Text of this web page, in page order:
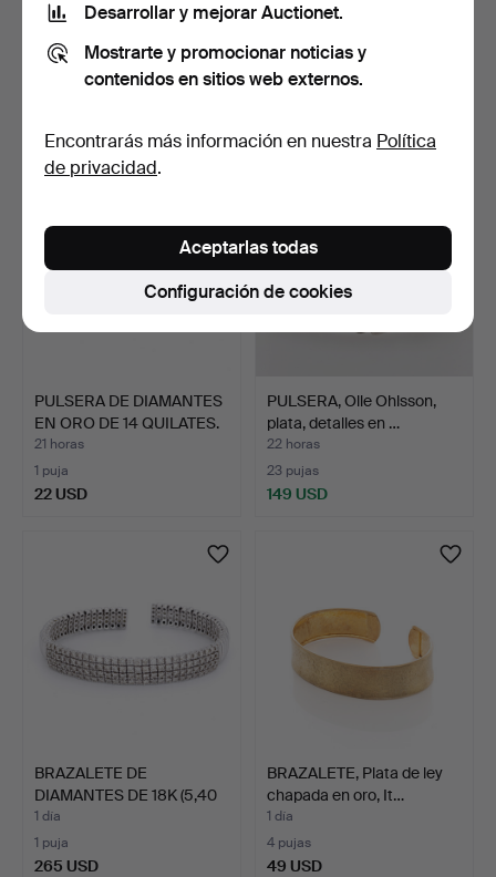
CARTIER TRINITY,
brazalete, oro tricolor d…
8 horas 57 min
engaste de piedras y …
9 horas 5 min
PULSERA DE DIAMANTES
EN ORO DE 14 QUILATES.
21 horas
1 puja
22 USD
PULSERA, Olle Ohlsson,
plata, detalles en …
22 horas
23 pujas
149 USD
BRAZALETE DE
DIAMANTES DE 18K (5,40
CT).
1 día
1 puja
265 USD
BRAZALETE, Plata de ley
chapada en oro, It…
1 día
4 pujas
49 USD
Desarrollar y mejorar Auctionet.
Mostrarte y promocionar noticias y
contenidos en sitios web externos.
Encontrarás más información en nuestra Política
de privacidad.
Configuración de cookies
Aceptarlas todas